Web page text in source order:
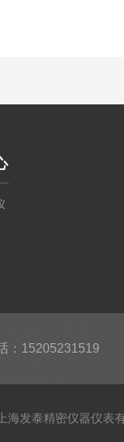
：15205231519
海发泰精密仪器仪表